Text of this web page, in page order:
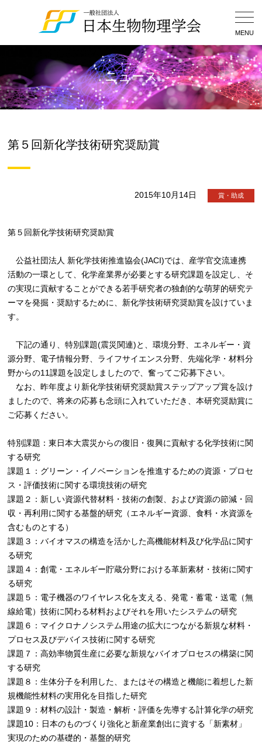
MENU
ニュース
第５回新化学技術研究奨励賞
2015年10月14日 賞・助成
第５回新化学技術研究奨励賞
公益社団法人 新化学技術推進協会(JACI)では、産学官交流連携
活動の一環として、化学産業界が必要とする研究課題を設定し、そ
の実現に貢献することができる若手研究者の独創的な萌芽的研究テ
ーマを発掘・奨励するために、新化学技術研究奨励賞を設けていま
す。
下記の通り、特別課題(震災関連)と、環境分野、エネルギー・資
源分野、電子情報分野、ライフサイエンス分野、先端化学・材料分
野からの11課題を設定しましたので、奮ってご応募下さい。
なお、昨年度より新化学技術研究奨励賞ステップアップ賞を設け
ましたので、将来の応募も念頭に入れていただき、本研究奨励賞に
ご応募ください。
特別課題：東日本大震災からの復旧・復興に貢献する化学技術に関
する研究
課題１：グリーン・イノベーションを推進するための資源・プロセ
ス・評価技術に関する環境技術の研究
課題２：新しい資源代替材料・技術の創製、および資源の節減・回
収・再利用に関する基盤的研究（エネルギー資源、食料・水資源を
含むものとする）
課題３：バイオマスの構造を活かした高機能材料及び化学品に関す
る研究
課題４：創電・エネルギー貯蔵分野における革新素材・技術に関す
る研究
課題５：電子機器のワイヤレス化を支える、発電・蓄電・送電（無
線給電）技術に関わる材料およびそれを用いたシステムの研究
課題６：マイクロナノシステム用途の拡大につながる新規な材料・
プロセス及びデバイス技術に関する研究
課題７：高効率物質生産に必要な新規なバイオプロセスの構築に関
する研究
課題８：生体分子を利用した、またはその構造と機能に着想した新
規機能性材料の実用化を目指した研究
課題９：材料の設計・製造・解析・評価を先導する計算化学の研究
課題10：日本のものづくり強化と新産業創出に資する「新素材」
実現のための基礎的・基盤的研究